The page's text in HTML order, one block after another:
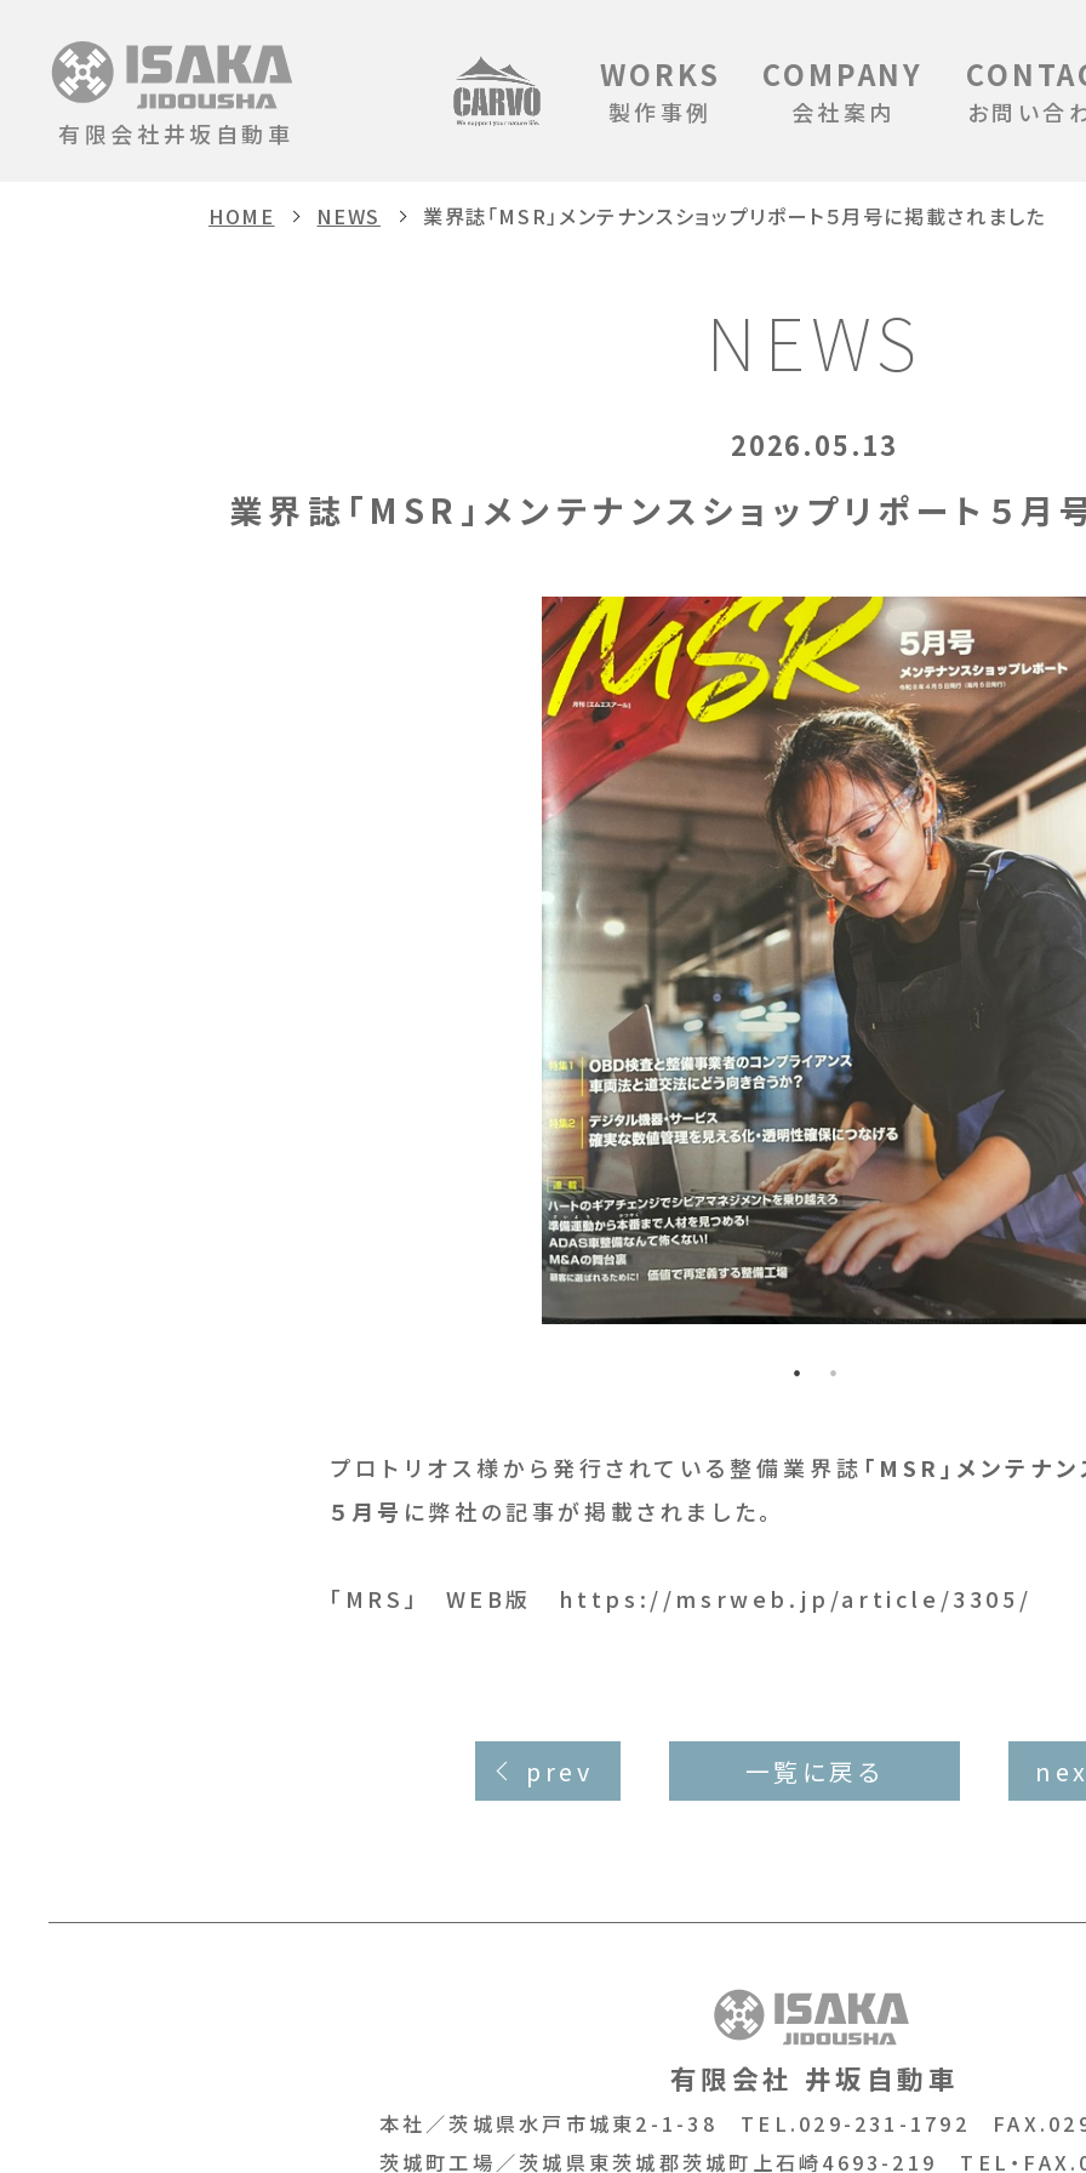
有限会社井坂自動車
WORKS
製作事例
COMPANY
会社案内 お問い合
HOME NEWS 業界誌「MSR」メンテナンスショップリポート５月号に掲載されました
NEWS
2026.05.13
業界誌「MSR」メンテナンスショップリポート５月
プロトリオス様から発行されている整備業界誌 「MSR」メンテナ
５月号 に弊社の記事が掲載されました。
「MRS」 WEB版 https://msrweb.jp/article/3305/
prev 一覧に戻る
有限会社 井坂自動車
本社／茨城県水戸市城東2-1-38 TEL.029-231-1792
茨城町工場／茨城県東茨城郡茨城町上石崎4693-219 TEL・